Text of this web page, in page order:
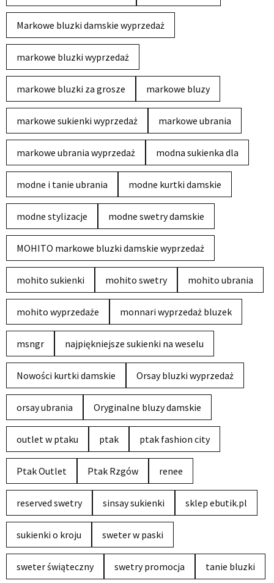
Markowe bluzki damskie wyprzedaż
markowe bluzki wyprzedaż
markowe bluzki za grosze markowe bluzy
markowe sukienki wyprzedaż markowe ubrania
markowe ubrania wyprzedaż modna sukienka dla
modne i tanie ubrania modne kurtki damskie
modne stylizacje modne swetry damskie
MOHITO markowe bluzki damskie wyprzedaż
mohito sukienki mohito swetry mohito ubrania
mohito wyprzedaże monnari wyprzedaż bluzek
msngr najpiękniejsze sukienki na weselu
Nowości kurtki damskie Orsay bluzki wyprzedaż
orsay ubrania Oryginalne bluzy damskie
outlet w ptaku ptak ptak fashion city
Ptak Outlet Ptak Rzgów renee
reserved swetry sinsay sukienki sklep ebutik.pl
sukienki o kroju sweter w paski
sweter świąteczny swetry promocja tanie bluzki